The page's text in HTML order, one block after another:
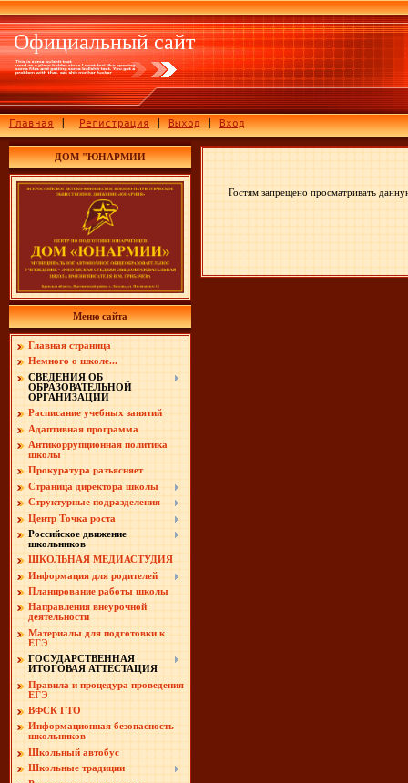
Официальный сайт
Главная |Регистрация|Выход|Вход
ДОМ "ЮНАРМИИ
Меню сайта
Главная страница
Немного о школе...
СВЕДЕНИЯ ОБ
ОБРАЗОВАТЕЛЬНОЙ
ОРГАНИЗАЦИИ
Расписание учебных занятий
Адаптивная программа
Антикоррупционная политика
школы
Прокуратура разъясняет
Страница директора школы
Структурные подразделения
Центр Точка роста
Российское движение
школьников
ШКОЛЬНАЯ МЕДИАСТУДИЯ
Информация для родителей
Планирование работы школы
Направления внеурочной
деятельности
Материалы для подготовки к
ЕГЭ
ГОСУДАРСТВЕННАЯ
ИТОГОВАЯ АТТЕСТАЦИЯ
Правила и процедура проведения
ЕГЭ
ВФСК ГТО
Информационная безопасность
школьников
Школьный автобус
Школьные традиции
Гостям запрещено просматривать